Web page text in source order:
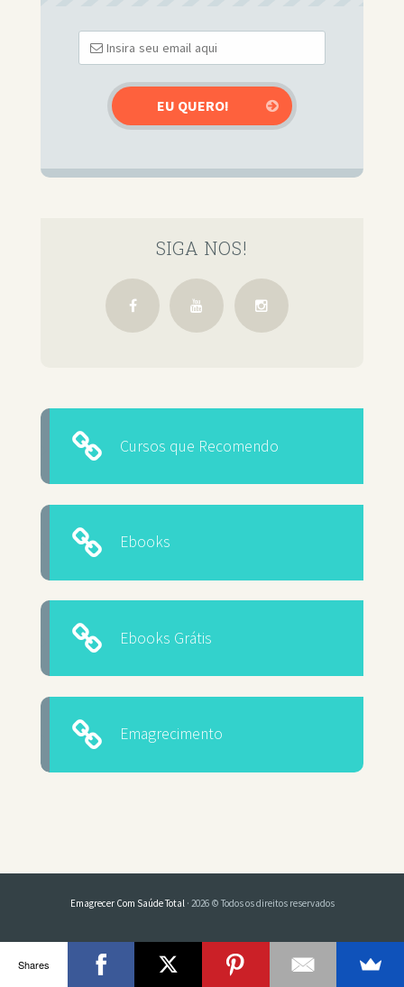
SIGA NOS!
Cursos que Recomendo
Ebooks
Ebooks Grátis
Emagrecimento
Emagrecer Com Saúde Total· 2026 © Todos os direitos reservados
Shares